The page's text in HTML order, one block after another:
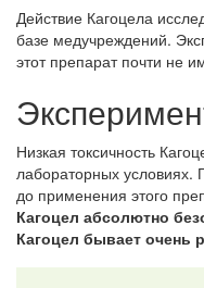
Действие Кагоцела
базе медучреждений.
этот препарат почти не
Низкая токсичность
лабораторных условиях.
до применения этого
Кагоцел абсолютно
Кагоцел бывает очень